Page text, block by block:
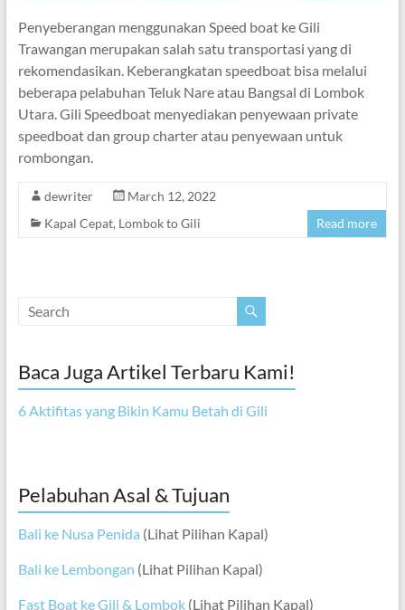
Penyeberangan menggunakan Speed boat ke Gili
Trawangan merupakan salah satu transportasi yang di
rekomendasikan. Keberangkatan speedboat bisa melalui
beberapa pelabuhan Teluk Nare atau Bangsal di Lombok
Utara. Gili Speedboat menyediakan penyewaan private
speedboat dan group charter atau penyewaan untuk
rombongan.
dewriter
March 12, 2022
Kapal Cepat, Lombok to Gili Read more
Baca Juga Artikel Terbaru Kami!
6 Aktifitas yang Bikin Kamu Betah di Gili
Pelabuhan Asal & Tujuan
Bali ke Nusa Penida (Lihat Pilihan Kapal)
Bali ke Lembongan (Lihat Pilihan Kapal)
Fast Boat ke Gili & Lombok(Lihat Pilihan Kapal)